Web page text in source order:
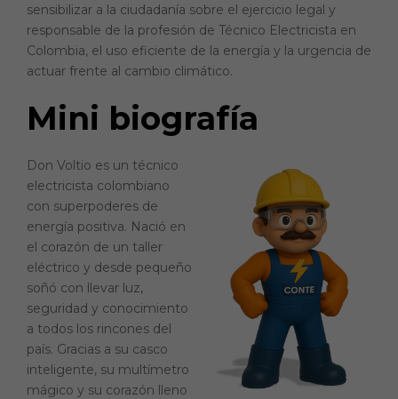
sensibilizar a la ciudadanía sobre el ejercicio legal y
responsable de la profesión de Técnico Electricista en
Colombia, el uso eficiente de la energía y la urgencia de
actuar frente al cambio climático.
Mini biografía
Don Voltio es un técnico
electricista colombiano
con superpoderes de
energía positiva. Nació en
el corazón de un taller
eléctrico y desde pequeño
soñó con llevar luz,
seguridad y conocimiento
a todos los rincones del
país. Gracias a su casco
inteligente, su multímetro
mágico y su corazón lleno